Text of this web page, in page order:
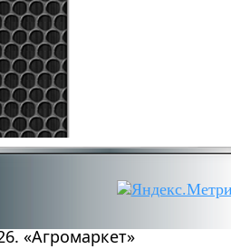
«Агромаркет»